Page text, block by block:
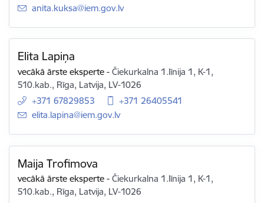
E-pasts:
anita.kuksa@iem.gov.lv
Elita Lapiņa
vecākā ārste eksperte -Čiekurkalna 1.līnija 1, K-1,
510.kab., Rīga, Latvija, LV-1026
+371 67829853
+371 26405541
E-pasts:
elita.lapina@iem.gov.lv
Maija Trofimova
vecākā ārste eksperte -Čiekurkalna 1.līnija 1, K-1,
510.kab., Rīga, Latvija, LV-1026